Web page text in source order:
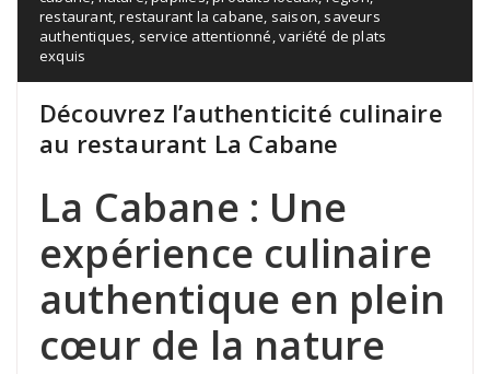
restaurant,restaurant la cabane, saison, saveurs
authentiques, service attentionné,variété de plats
exquis
Découvrez l’authenticité culinaire
au restaurant La Cabane
La Cabane : Une
expérience culinaire
authentique en plein
cœur de la nature